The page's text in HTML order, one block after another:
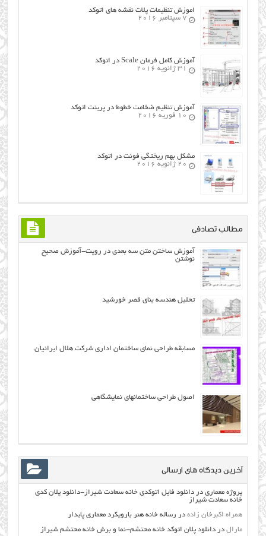
اموزش تنظیمات پلات نقشه های اتوکد
7 سپتامبر 2016
آموزش کامل فرمان Scale در اتوکد
31 ژانویه 2016
آموزش تنظیم ضخامت خطوط در پرینت اتوکد
10 فوریه 2016
مشکل بهم ریختگی فونت در اتوکد
20 ژانویه 2016
مطالب تصادفی
آموزش ساختن ﻣﺘﻦ ﺳﻪ ﺑﻌﺪﻱ در رویت-آموزش صحیح
نوشتن
تحلیل هندسه بنای قصر خورشید
مسابقه طراحی نمای ساختمان اداری شرکت هلال ایرانیان
اصول طراحی ساختمانهاي نمايشگاهي
آخرین دیدگاه های ارسالی
پروژه معماری دردانلود فایل اتوکدی خانه سعادت شیراز-دانلود پلان کدی
خانه سعادت شیراز
همراه اکبرخان زاده در رساله خانه هنر بارویکرد معماری پایدار
مارال دردانلود پلان اتوکد خانه محتشم-نما و برش خانه محتشم شیراز